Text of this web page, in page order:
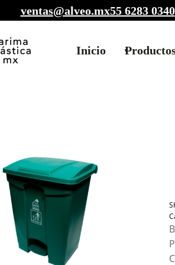
ventas@alveo.mx55 6283 0340
Inicio